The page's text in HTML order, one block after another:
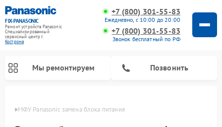
FIX-PANASONIC
Ремонт устройств Panasonic
Специализированный
cервисный центр г.
Кострома
+7 (800) 301-55-83
Ежедневно, с 10:00 до 20:00
+7 (800) 301-55-83
Звонок бесплатный по РФ
Мы ремонтируем Позвонить
МФУ Panasonic замена блока питания